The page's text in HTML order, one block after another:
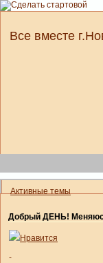
Все вместе
Активные темы
Добрый ДЕНЬ!
Нравится
-